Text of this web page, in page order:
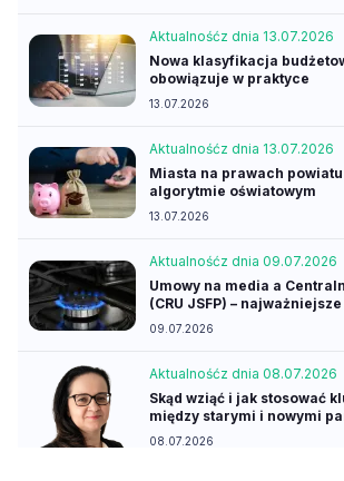
Aktualnośćz dnia 13.07.2026
Nowa klasyfikacja
obowiązuje w praktyce
13.07.2026
Aktualnośćz dnia 13.07.2026
Miasta na prawach
algorytmie oświatowym
13.07.2026
Aktualnośćz dnia 09.07.2026
Umowy na media a
(CRU JSFP) –
09.07.2026
Aktualnośćz dnia 08.07.2026
Skąd wziąć i jak stosować
między starymi i nowymi
08.07.2026